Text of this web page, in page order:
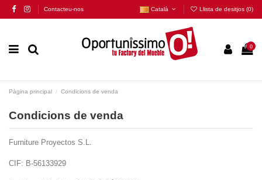
Contacteu-nos Català Llista de desitjos (0)
0
Pàgina principal Condicions de venda
Condicions de venda
Furniture Proyectos S.L.
CIF: B-56133929